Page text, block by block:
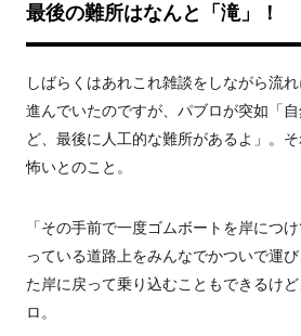
最後の難所はなんと「滝」！
しばらくはあれこれ雑談をしながら流
進んでいたのですが、パブロが突如「
ど、最後に人工的な難所があるよ」。
怖いとのこと。
「その手前で一度ゴムボートを岸につ
っている道路上をみんなでかついで運
た岸に戻って乗り込むこともできるけ
ロ。